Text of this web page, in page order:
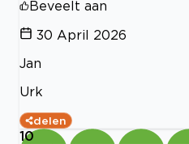
Beveelt aan
30 April 2026
Jan
Urk
delen
10